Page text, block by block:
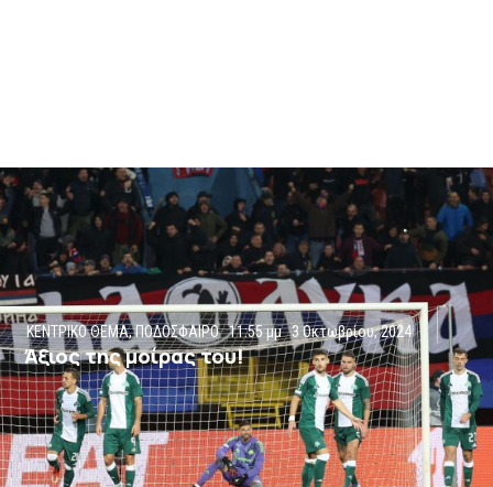
ΚΕΝΤΡΙΚΟ ΘΕΜΑ,ΠΟΔΟΣΦΑΙΡΟ 11:55 μμ 3 Οκτωβρίου, 2024
Άξιος της μοίρας του!